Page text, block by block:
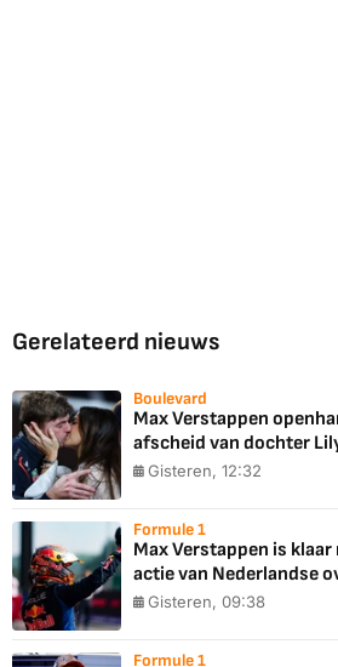
Gerelateerd nieuws
Boulevard
Max Verstappen
afscheid van dochter
Gisteren, 12:32
Formule 1
Max Verstappen is
actie van Nederlandse
Gisteren, 09:38
Formule 1